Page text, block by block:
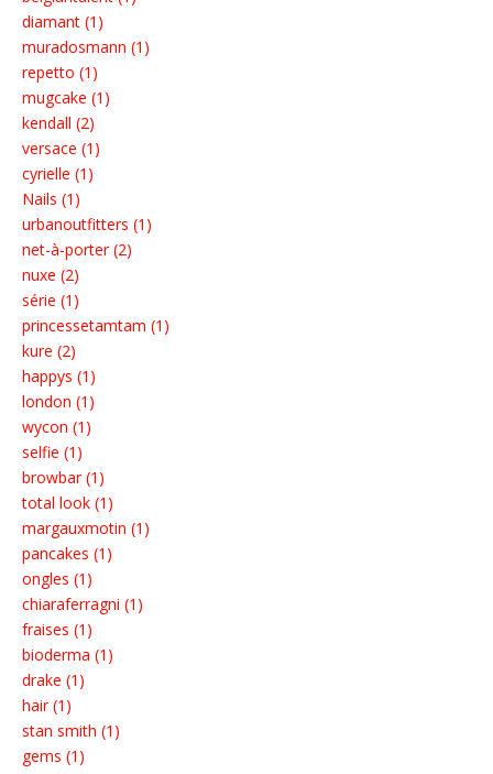
diamant (1)
muradosmann (1)
repetto (1)
mugcake (1)
kendall (2)
versace (1)
cyrielle (1)
Nails (1)
urbanoutfitters (1)
net-à-porter (2)
nuxe (2)
série (1)
princessetamtam (1)
kure (2)
happys (1)
london (1)
wycon (1)
selfie (1)
browbar (1)
total look (1)
margauxmotin (1)
pancakes (1)
ongles (1)
chiaraferragni (1)
fraises (1)
bioderma (1)
drake (1)
hair (1)
stan smith (1)
gems (1)